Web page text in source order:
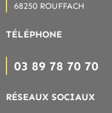
68250 ROUFFACH
TÉLÉPHONE
03 89 78 70 70
RÉSEAUX SOCIAUX